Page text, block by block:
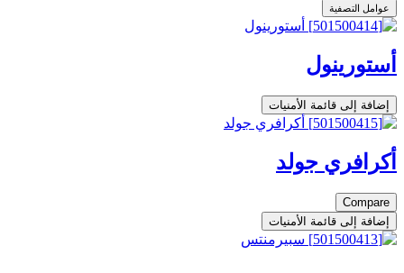
عوامل التصفية
أستورينول
إضافة إلى قائمة الأمنيات
أكرافري جولد
Compare
إضافة إلى قائمة الأمنيات